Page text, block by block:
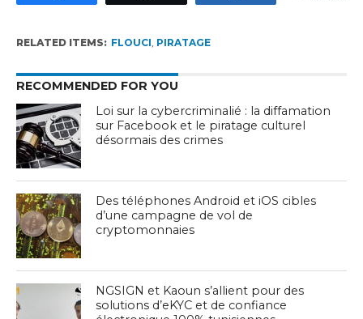
RELATED ITEMS: FLOUCI, PIRATAGE
RECOMMENDED FOR YOU
Loi sur la cybercriminalié : la diffamation
sur Facebook et le piratage culturel
désormais des crimes
Des téléphones Android et iOS cibles
d’une campagne de vol de
cryptomonnaies
NGSIGN et Kaoun s’allient pour des
solutions d’eKYC et de confiance